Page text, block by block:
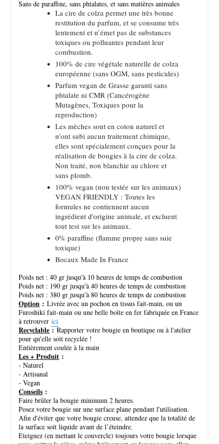
Sans de paraffine, sans phtalates, et sans matières animales
La cire de colza permet une très bonne
restitution du parfum, et se consume très
lentement et n’émet pas de substances
toxiques ou polluantes pendant leur
combustion.
100% de cire végétale naturelle de colza
européenne (sans OGM, sans pesticides)
Parfum vegan de Grasse garanti sans
phtalate ni CMR (Cancérogène
Mutagènes, Toxiques pour la
reproduction)
Les mèches sont en coton naturel et
n'ont subi aucun traitement chimique,
elles sont spécialement conçues pour la
réalisation de bougies à la cire de colza.
Non traité, non blanchie au chlore et
sans plomb.
100% vegan (non testée sur les animaux)
VEGAN FRIENDLY : Toutes les
formules ne contiennent aucun
ingrédient d'origine animale, et excluent
tout test sur les animaux.
0% paraffine (flamme propre sans suie
toxique)
Bocaux Made In France
Poids net : 40 gr jusqu'à 10 heures de temps de combustion
Poids net : 190 gr jusqu'à 40 heures de temps de combustion
Poids net : 380 gr jusqu'à 80 heures de temps de combustion
Option : Livrée avec un pochon en tissus fait-main, ou un
Furoshiki fait-main ou une belle boîte en fer fabriquée en France
à retrouver ici
Recyclable: Rapporter votre bougie en boutique ou à l'atelier
pour qu'elle soit recyclée !
Entièrement coulée à la main
Les + Produit :
- Naturel
- Artisanal
- Vegan
Conseils :
Faire brûler la bougie minimum 2 heures.
Posez votre bougie sur une surface plane pendant l'utilisation.
Afin d'éviter que votre bougie creuse, attendez que la totalité de
la surface soit liquide avant de l’éteindre.
Eteignez (en mettant le couvercle) toujours votre bougie lorsque